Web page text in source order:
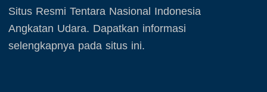
23. Operasi TNI
24. Operasi TNI AU
25. Agenda PIA Ardhya Garini
Oktober 2025
November 2025
Situs Resmi Tentara Nasional Indonesia
Angkatan Udara. Dapatkan informasi
selengkapnya pada situs ini.